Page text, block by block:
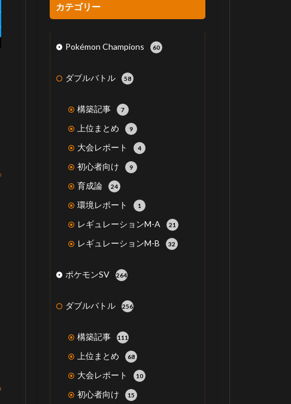
カテゴリー
Pokémon Champions 60
ダブルバトル 58
構築記事 7
上位まとめ 9
大会レポート 4
初心者向け 9
育成論 24
環境レポート 1
レギュレーションM-A 21
レギュレーションM-B 32
ポケモンSV 264
ダブルバトル 256
構築記事 111
上位まとめ 68
大会レポート 10
初心者向け 15